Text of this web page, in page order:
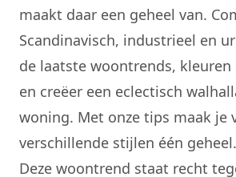
maakt daar een geheel van.
Scandinavisch, industrieel en
de laatste woontrends,
en creëer een eclectisch
woning. Met onze tips maak je
verschillende stijlen één geheel.
Deze woontrend staat recht